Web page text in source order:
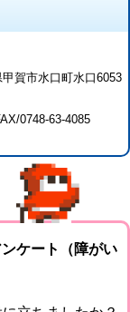
賀市水口町水口6053
0748-63-4085
ケート（障がい